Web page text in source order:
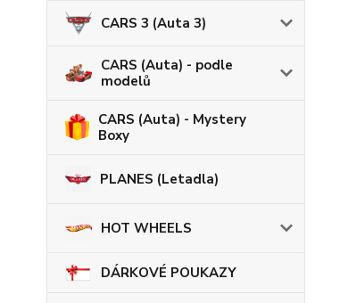
CARS 3 (Auta 3)
CARS (Auta) - podle
modelů
CARS (Auta) - Mystery
Boxy
PLANES (Letadla)
HOT WHEELS
DÁRKOVÉ POUKAZY